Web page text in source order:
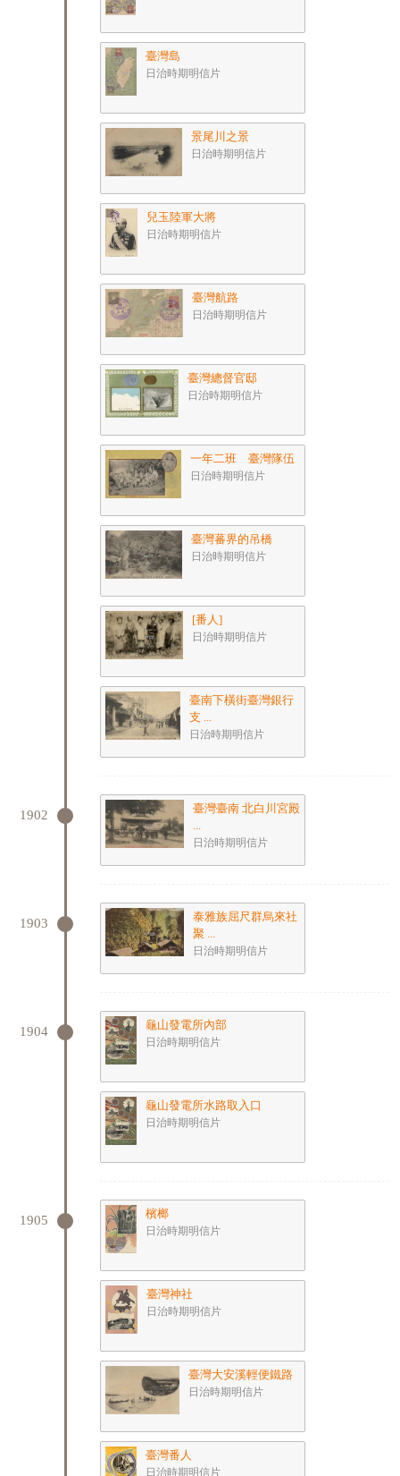
臺灣島
日治時期明信片
景尾川之景
日治時期明信片
兒玉陸軍大將
日治時期明信片
臺灣航路
日治時期明信片
臺灣總督官邸
日治時期明信片
一年二班 臺灣隊伍
日治時期明信片
臺灣蕃界的吊橋
日治時期明信片
[番人]
日治時期明信片
臺南下橫街臺灣銀行
支 ...
日治時期明信片
1902
臺灣臺南 北白川宮殿
...
日治時期明信片
1903
泰雅族屈尺群烏來社
聚 ...
日治時期明信片
1904 龜山發電所內部
日治時期明信片
龜山發電所水路取入口
日治時期明信片
1905 檳榔
日治時期明信片
臺灣神社
日治時期明信片
臺灣大安溪輕便鐵路
日治時期明信片
臺灣番人
日治時期明信片